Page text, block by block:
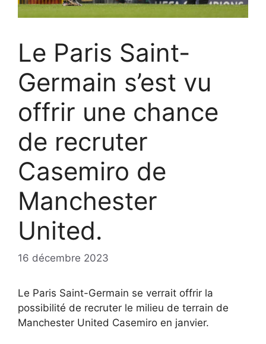
Le Paris Saint-
Germain s’est vu
offrir une chance
de recruter
Casemiro de
Manchester
United.
16 décembre 2023
Le Paris Saint-Germain se verrait offrir la
possibilité de recruter le milieu de terrain de
Manchester United Casemiro en janvier.